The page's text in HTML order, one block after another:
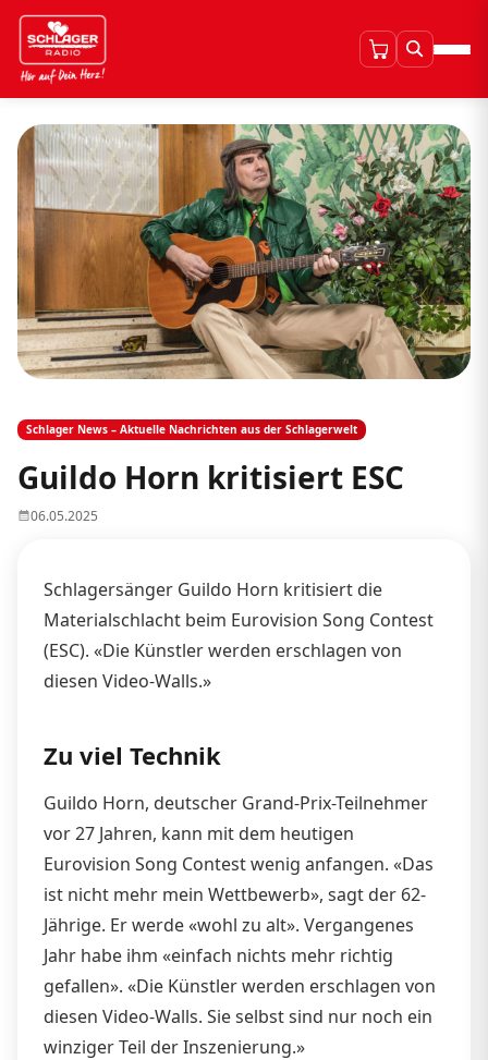
Schlager News – Aktuelle Nachrichten aus der Schlagerwelt
Guildo Horn kritisiert ESC
06.05.2025
Schlagersänger Guildo Horn kritisiert die
Materialschlacht beim Eurovision Song Contest
(ESC). «Die Künstler werden erschlagen von
diesen Video-Walls.»
Zu viel Technik
Guildo Horn, deutscher Grand-Prix-Teilnehmer
vor 27 Jahren, kann mit dem heutigen
Eurovision Song Contest wenig anfangen. «Das
ist nicht mehr mein Wettbewerb», sagt der 62-
Jährige. Er werde «wohl zu alt». Vergangenes
Jahr habe ihm «einfach nichts mehr richtig
gefallen». «Die Künstler werden erschlagen von
diesen Video-Walls. Sie selbst sind nur noch ein
winziger Teil der Inszenierung.»